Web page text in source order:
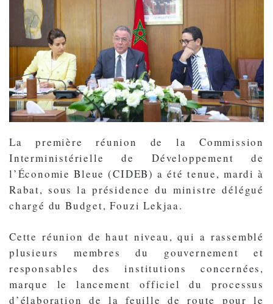
La première réunion de la Commission
Interministérielle de Développement de
l’Économie Bleue (CIDEB) a été tenue, mardi à
Rabat, sous la présidence du ministre délégué
chargé du Budget, Fouzi Lekjaa.
Cette réunion de haut niveau, qui a rassemblé
plusieurs membres du gouvernement et
responsables des institutions concernées,
marque le lancement officiel du processus
d’élaboration de la feuille de route pour le